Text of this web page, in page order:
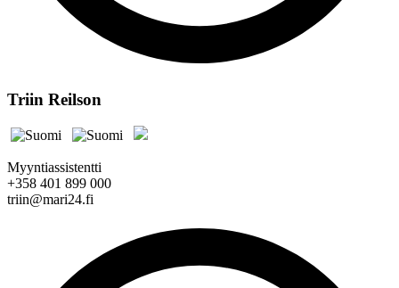
Triin Reilson
Myyntiassistentti
+358 401 899 000
triin@mari24.fi